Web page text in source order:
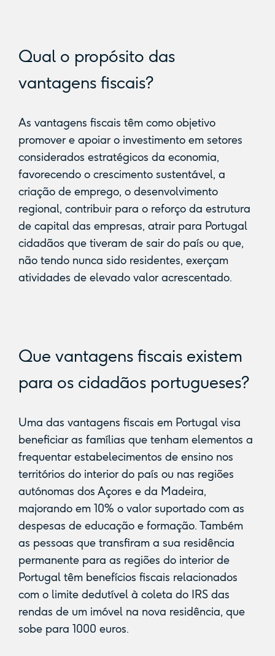
Qual o propósito das
vantagens fiscais?
As vantagens fiscais têm como objetivo
promover e apoiar o investimento em setores
considerados estratégicos da economia,
favorecendo o crescimento sustentável, a
criação de emprego, o desenvolvimento
regional, contribuir para o reforço da estrutura
de capital das empresas, atrair para Portugal
cidadãos que tiveram de sair do país ou que,
não tendo nunca sido residentes, exerçam
atividades de elevado valor acrescentado.
Que vantagens fiscais existem
para os cidadãos portugueses?
Uma das vantagens fiscais em Portugal visa
beneficiar as famílias que tenham elementos a
frequentar estabelecimentos de ensino nos
territórios do interior do país ou nas regiões
autónomas dos Açores e da Madeira,
majorando em 10% o valor suportado com as
despesas de educação e formação. Também
as pessoas que transfiram a sua residência
permanente para as regiões do interior de
Portugal têm benefícios fiscais relacionados
com o limite dedutível à coleta do IRS das
rendas de um imóvel na nova residência, que
sobe para 1000 euros.